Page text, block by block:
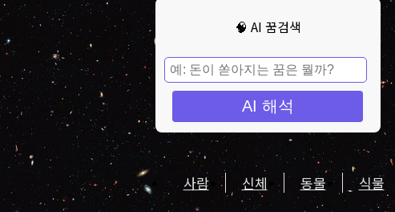
🧠 AI 꿈검색
AI 해석
사람 신체 동물 식물